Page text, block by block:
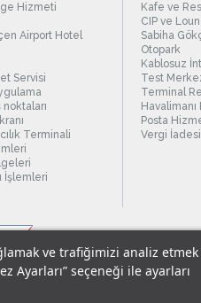
ve trafiğimizi analiz etmek
Ayarları” seçeneği ile ayarları
Hizmeti
Airport Hotel
Servisi
noktaları
Terminali
İşlemleri
Kafe ve
CIP ve
Sabiha
Otopark
Kablosuz
Test
Terminal
Posta
Vergi İadesi